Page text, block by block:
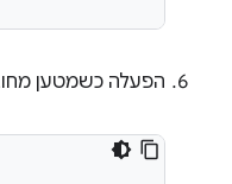
הפעלה כשמטען